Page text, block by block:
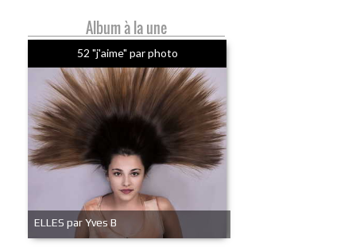
Album à la une
52 "j'aime" par photo
ELLES par Yves B